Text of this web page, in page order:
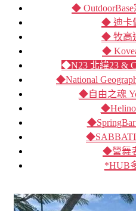
◆
◆ 迪卡
◆ 牧高
◆
◆N23 北緯23 &
◆National
◆自由之魂
◆營舞
*HUB